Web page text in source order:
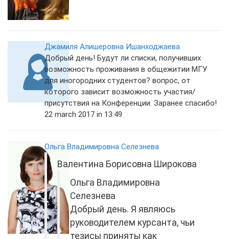
Джамиля Алишеровна Ишанходжаева
Добрый день! Будут ли списки, получивших
возможность проживания в общежитии МГУ
для иногородних студентов? вопрос, от
которого зависит возможность участия/
присутствия на Конференции. Заранее спасибо!
22 march 2017 in 13:49
Ольга Владимировна Селезнева
Валентина Борисовна Широкова
Ольга Владимировна
Селезнева
Добрый день. Я являюсь
руководителем курсанта, чьи
тезисы приняты как